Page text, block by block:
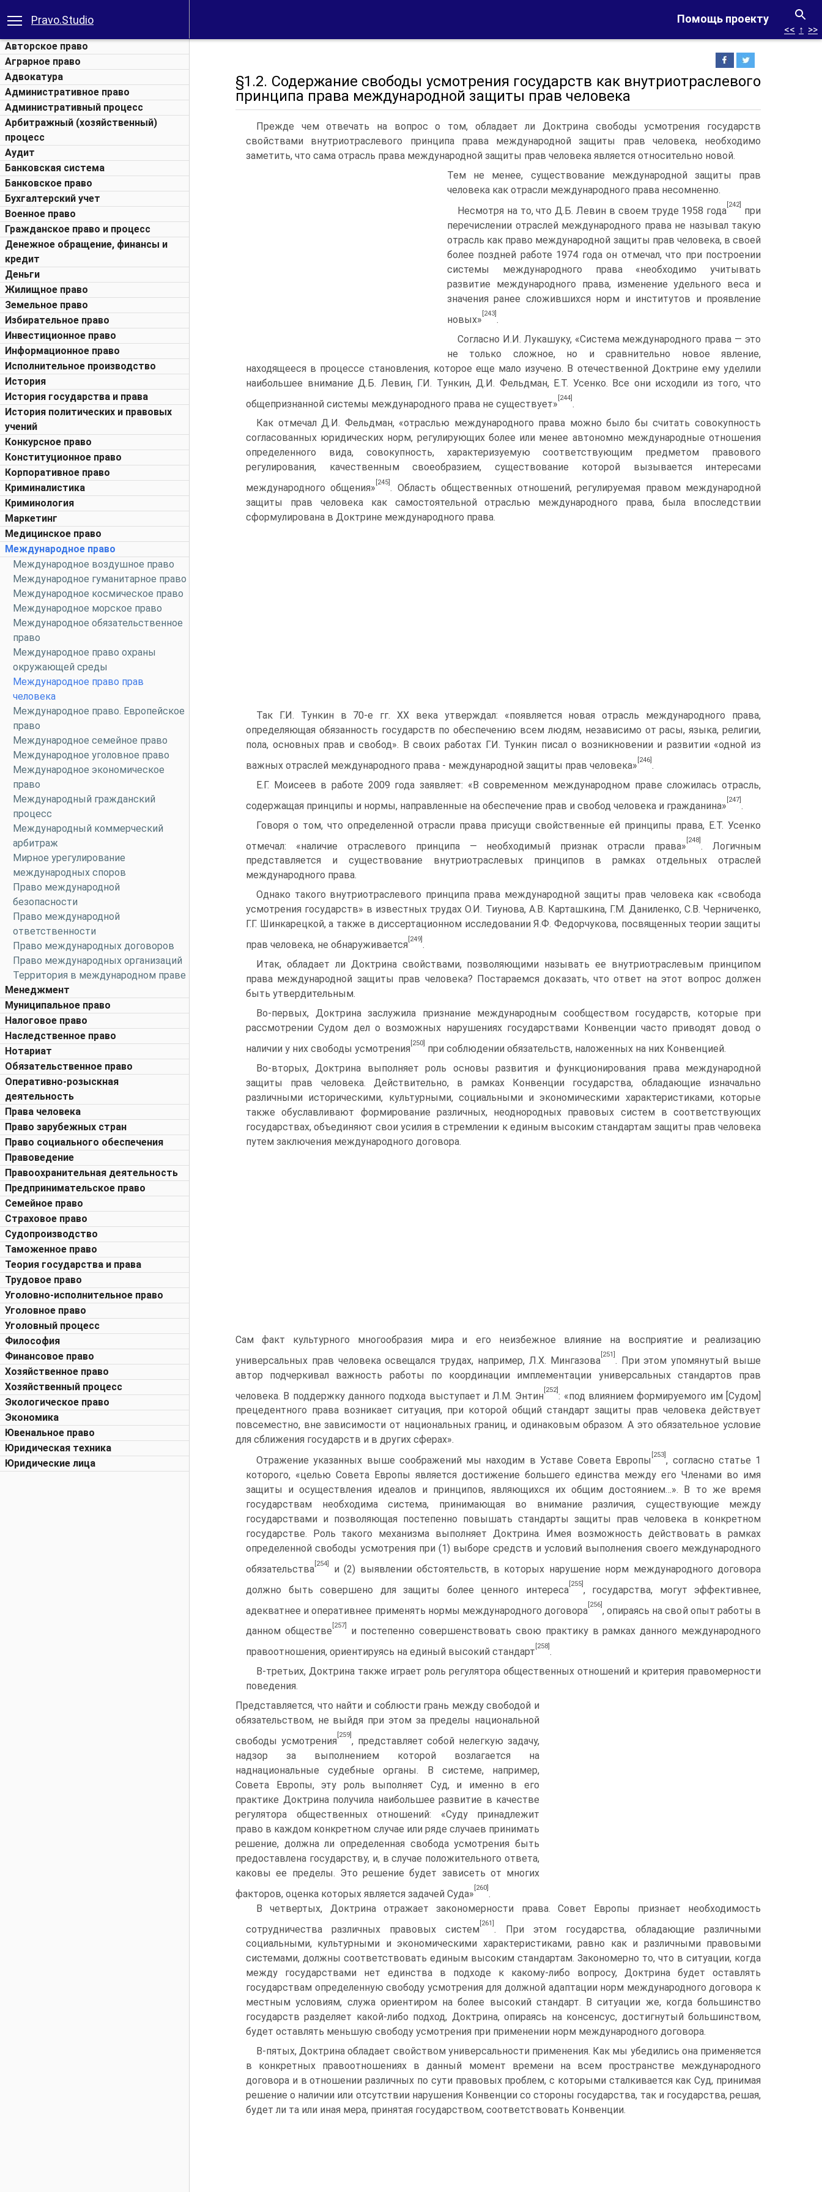
Помощь проекту
Pravo.Studio
Авторское право
Аграрное право
Адвокатура
Административное право
Административный процесс
Арбитражный (хозяйственный)
процесс
Аудит
Банковская система
Банковское право
Бухгалтерский учет
Военное право
Гражданское право и процесс
Денежное обращение, финансы и
кредит
Деньги
Жилищное право
Земельное право
Избирательное право
Инвестиционное право
Информационное право
Исполнительное производство
История
История государства и права
История политических и правовых
учений
Конкурсное право
Конституционное право
Корпоративное право
Криминалистика
Криминология
Маркетинг
Медицинское право
Международное право
Международное воздушное право
Международное гуманитарное право
Международное космическое право
Международное морское право
Международное обязательственное
право
Международное право охраны
окружающей среды
Международное право прав
человека
Международное право. Европейское
право
Международное семейное право
Международное уголовное право
Международное экономическое
право
Международный гражданский
процесс
Международный коммерческий
арбитраж
Мирное урегулирование
международных споров
Право международной
безопасности
Право международной
ответственности
Право международных договоров
Право международных организаций
Территория в международном праве
Менеджмент
Муниципальное право
Налоговое право
Наследственное право
Нотариат
Обязательственное право
Оперативно-розыскная
деятельность
Права человека
Право зарубежных стран
Право социального обеспечения
Правоведение
Правоохранительная деятельность
Предпринимательское право
Семейное право
Страховое право
Судопроизводство
Таможенное право
Теория государства и права
Трудовое право
Уголовно-исполнительное право
Уголовное право
Уголовный процесс
Философия
Финансовое право
Хозяйственное право
Хозяйственный процесс
Экологическое право
Экономика
Ювенальное право
Юридическая техника
Юридические лица
<< ↑ >>
§1.2. Содержание свободы усмотрения государств как внутриотраслевого
принципа права международной защиты прав человека
Прежде чем отвечать на вопрос о том, обладает ли Доктрина свободы усмотрения государств
свойствами внутриотраслевого принципа права международной защиты прав человека, необходимо
заметить, что сама отрасль права международной защиты прав человека является относительно новой.
Тем не менее, существование международной защиты прав
человека как отрасли международного права несомненно.
Несмотря на то, что Д.Б. Левин в своем труде 1958 года
[242]
при
перечислении отраслей международного права не называл такую
отрасль как право международной защиты прав человека, в своей
более поздней работе 1974 года он отмечал, что при построении
системы международного права «необходимо учитывать
развитие международного права, изменение удельного веса и
значения ранее сложившихся норм и институтов и проявление
новых»
[243]
.
Согласно И.И. Лукашуку, «Система международного права — это
не только сложное, но и сравнительно новое явление,
находящееся в процессе становления, которое еще мало изучено. В отечественной Доктрине ему уделили
наибольшее внимание Д.Б. Левин, Г.И. Тункин, Д.И. Фельдман, Е.Т. Усенко. Все они исходили из того, что
общепризнанной системы международного права не существует»
[244]
.
Как отмечал Д.И. Фельдман, «отраслью международного права можно было бы считать совокупность
согласованных юридических норм, регулирующих более или менее автономно международные отношения
определенного вида, совокупность, характеризуемую соответствующим предметом правового
регулирования, качественным своеобразием, существование которой вызывается интересами
международного общения»
[245]
. Область общественных отношений, регулируемая правом международной
защиты прав человека как самостоятельной отраслью международного права, была впоследствии
сформулирована в Доктрине международного права.
Так Г.И. Тункин в 70-е гг. XX века утверждал: «появляется новая отрасль международного права,
определяющая обязанность государств по обеспечению всем людям, независимо от расы, языка, религии,
пола, основных прав и свобод». В своих работах Г.И. Тункин писал о возникновении и развитии «одной из
важных отраслей международного права - международной защиты прав человека»
[246]
.
Е.Г. Моисеев в работе 2009 года заявляет: «В современном международном праве сложилась отрасль,
содержащая принципы и нормы, направленные на обеспечение прав и свобод человека и гражданина»
[247]
.
Говоря о том, что определенной отрасли права присущи свойственные ей принципы права, Е.Т. Усенко
отмечал: «наличие отраслевого принципа — необходимый признак отрасли права»
[248]
. Логичным
представляется и существование внутриотраслевых принципов в рамках отдельных отраслей
международного права.
Однако такого внутриотраслевого принципа права международной защиты прав человека как «свобода
усмотрения государств» в известных трудах О.И. Тиунова, А.В. Карташкина, Г.М. Даниленко, С.В. Черниченко,
Г.Г. Шинкарецкой, а также в диссертационном исследовании Я.Ф. Федорчукова, посвященных теории защиты
прав человека, не обнаруживается
[249]
.
Итак, обладает ли Доктрина свойствами, позволяющими называть ее внутриотраслевым принципом
права международной защиты прав человека? Постараемся доказать, что ответ на этот вопрос должен
быть утвердительным.
Во-первых, Доктрина заслужила признание международным сообществом государств, которые при
рассмотрении Судом дел о возможных нарушениях государствами Конвенции часто приводят довод о
наличии у них свободы усмотрения
[250]
при соблюдении обязательств, наложенных на них Конвенцией.
Во-вторых, Доктрина выполняет роль основы развития и функционирования права международной
защиты прав человека. Действительно, в рамках Конвенции государства, обладающие изначально
различными историческими, культурными, социальными и экономическими характеристиками, которые
также обуславливают формирование различных, неоднородных правовых систем в соответствующих
государствах, объединяют свои усилия в стремлении к единым высоким стандартам защиты прав человека
путем заключения международного договора.
Сам факт культурного многообразия мира и его неизбежное влияние на восприятие и реализацию
универсальных прав человека освещался трудах, например, Л.Х. Мингазова
[251]
. При этом упомянутый выше
автор подчеркивал важность работы по координации имплементации универсальных стандартов прав
человека. В поддержку данного подхода выступает и Л.М. Энтин
[252]
: «под влиянием формируемого им [Судом]
прецедентного права возникает ситуация, при которой общий стандарт защиты прав человека действует
повсеместно, вне зависимости от национальных границ, и одинаковым образом. А это обязательное условие
для сближения государств и в других сферах».
Отражение указанных выше соображений мы находим в Уставе Совета Европы
[253]
, согласно статье 1
которого, «целью Совета Европы является достижение большего единства между его Членами во имя
защиты и осуществления идеалов и принципов, являющихся их общим достоянием…». В то же время
государствам необходима система, принимающая во внимание различия, существующие между
государствами и позволяющая постепенно повышать стандарты защиты прав человека в конкретном
государстве. Роль такого механизма выполняет Доктрина. Имея возможность действовать в рамках
определенной свободы усмотрения при (1) выборе средств и условий выполнения своего международного
обязательства
[254]
и (2) выявлении обстоятельств, в которых нарушение норм международного договора
должно быть совершено для защиты более ценного интереса
[255]
, государства, могут эффективнее,
адекватнее и оперативнее применять нормы международного договора
[256]
, опираясь на свой опыт работы в
данном обществе
[257]
и постепенно совершенствовать свою практику в рамках данного международного
правоотношения, ориентируясь на единый высокий стандарт
[258]
.
В-третьих, Доктрина также играет роль регулятора общественных отношений и критерия правомерности
поведения.
Представляется, что найти и соблюсти грань между свободой и
обязательством, не выйдя при этом за пределы национальной
свободы усмотрения
[259]
, представляет собой нелегкую задачу,
надзор за выполнением которой возлагается на
наднациональные судебные органы. В системе, например,
Совета Европы, эту роль выполняет Суд, и именно в его
практике Доктрина получила наибольшее развитие в качестве
регулятора общественных отношений: «Суду принадлежит
право в каждом конкретном случае или ряде случаев принимать
решение, должна ли определенная свобода усмотрения быть
предоставлена государству, и, в случае положительного ответа,
каковы ее пределы. Это решение будет зависеть от многих
факторов, оценка которых является задачей Суда»
[260]
.
В четвертых, Доктрина отражает закономерности права. Совет Европы признает необходимость
сотрудничества различных правовых систем
[261]
. При этом государства, обладающие различными
социальными, культурными и экономическими характеристиками, равно как и различными правовыми
системами, должны соответствовать единым высоким стандартам. Закономерно то, что в ситуации, когда
между государствами нет единства в подходе к какому-либо вопросу, Доктрина будет оставлять
государствам определенную свободу усмотрения для должной адаптации норм международного договора к
местным условиям, служа ориентиром на более высокий стандарт. В ситуации же, когда большинство
государств разделяет какой-либо подход, Доктрина, опираясь на консенсус, достигнутый большинством,
будет оставлять меньшую свободу усмотрения при применении норм международного договора.
В-пятых, Доктрина обладает свойством универсальности применения. Как мы убедились она применяется
в конкретных правоотношениях в данный момент времени на всем пространстве международного
договора и в отношении различных по сути правовых проблем, с которыми сталкивается как Суд, принимая
решение о наличии или отсутствии нарушения Конвенции со стороны государства, так и государства, решая,
будет ли та или иная мера, принятая государством, соответствовать Конвенции.